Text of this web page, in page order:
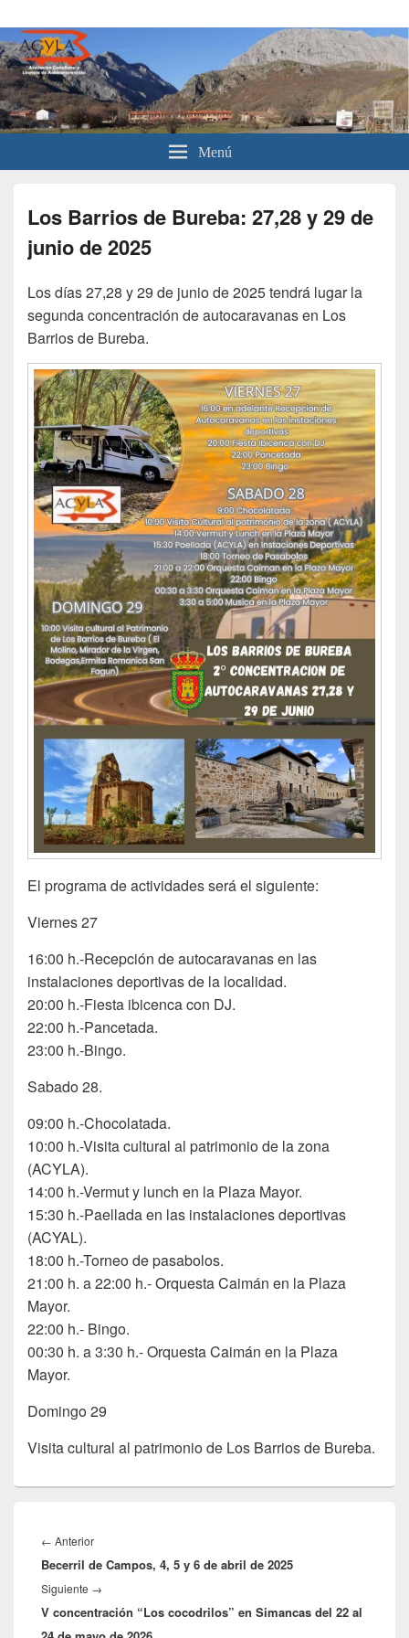
Asociación Castellana y Leonesa
de Autocaravanistas
Menú
Los Barrios de Bureba: 27,28 y 29 de
junio de 2025
Los días 27,28 y 29 de junio de 2025 tendrá lugar la
segunda concentración de autocaravanas en Los
Barrios de Bureba.
El programa de actividades será el siguiente:
Viernes 27
16:00 h.-Recepción de autocaravanas en las
instalaciones deportivas de la localidad.
20:00 h.-Fiesta ibicenca con DJ.
22:00 h.-Pancetada.
23:00 h.-Bingo.
Sabado 28.
09:00 h.-Chocolatada.
10:00 h.-Visita cultural al patrimonio de la zona
(ACYLA).
14:00 h.-Vermut y lunch en la Plaza Mayor.
15:30 h.-Paellada en las instalaciones deportivas
(ACYAL).
18:00 h.-Torneo de pasabolos.
21:00 h. a 22:00 h.- Orquesta Caimán en la Plaza
Mayor.
22:00 h.- Bingo.
00:30 h. a 3:30 h.- Orquesta Caimán en la Plaza
Mayor.
Domingo 29
Visita cultural al patrimonio de Los Barrios de Bureba.
de
entradas
← AnteriorEntrada
anterior:
Becerril de Campos, 4, 5 y 6 de abril de 2025
Siguiente →
siguiente:
V concentración “Los cocodrilos” en Simancas del 22 al